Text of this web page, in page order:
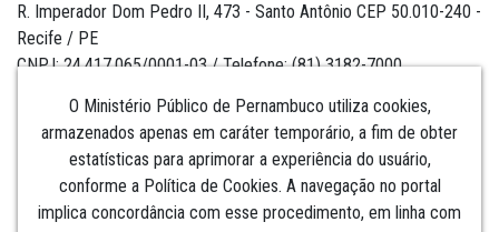
O Ministério Público de Pernambuco utiliza cookies,
armazenados apenas em caráter temporário, a fim de obter
estatísticas para aprimorar a experiência do usuário,
conforme a Política de Cookies. A navegação no portal
implica concordância com esse procedimento, em linha com
R. Imperador Dom Pedro II, 473 - Santo Antônio CEP 50.010-240 -
Recife / PE
CNPJ: 24.417.065/0001-03 / Telefone: (81) 3182-7000
Institucional
Comunicação